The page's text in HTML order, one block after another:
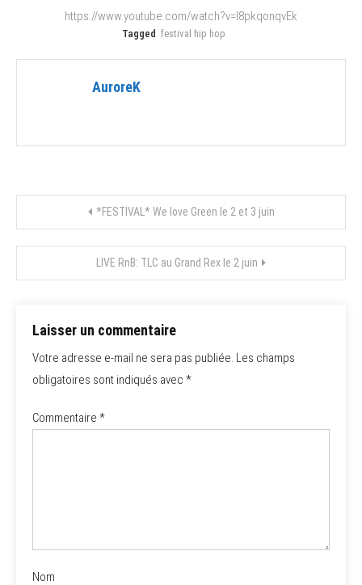
https://www.youtube.com/watch?v=l8pkqonqvEk
Tagged festival hip hop
AuroreK
Navigation
de
l’article
*FESTIVAL* We love Green le 2 et 3 juin
LIVE RnB: TLC au Grand Rex le 2 juin
Laisser un commentaire
Votre adresse e-mail ne sera pas publiée. Les champs
obligatoires sont indiqués avec *
Commentaire *
Nom